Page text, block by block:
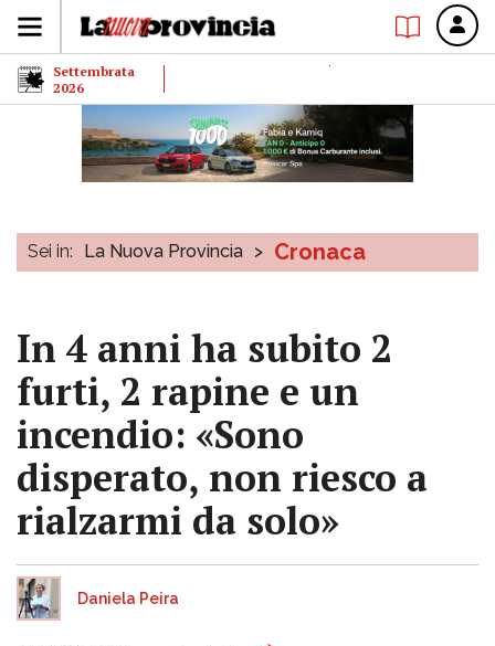
Settembrata
2026
Sei in: La Nuova Provincia > Cronaca
In 4 anni ha subito 2
furti, 2 rapine e un
incendio: «Sono
disperato, non riesco a
rialzarmi da solo»
Daniela Peira